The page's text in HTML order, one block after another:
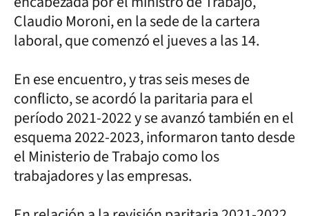
Claudio Moroni, en la sede de la cartera
laboral, que comenzó el jueves a las 14.
En ese encuentro, y tras seis meses de
conflicto, se acordó la paritaria para el
período 2021-2022 y se avanzó también en el
esquema 2022-2023, informaron tanto desde
el Ministerio de Trabajo como los
trabajadores y las empresas.